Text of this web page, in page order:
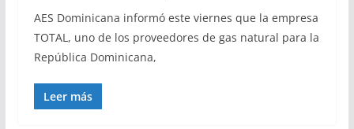
AES Dominicana informó este viernes que la empresa
TOTAL, uno de los proveedores de gas natural para la
República Dominicana,
Leer más